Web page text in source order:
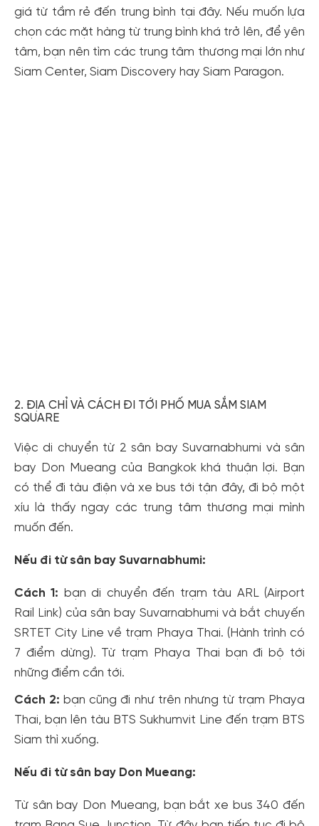
giá từ tầm rẻ đến trung bình tại đây. Nếu muốn lựa
chọn các mặt hàng từ trung bình khá trở lên, để yên
tâm, bạn nên tìm các trung tâm thương mại lớn như
Siam Center, Siam Discovery hay Siam Paragon.
2. ĐỊA CHỈ VÀ CÁCH ĐI TỚI PHỐ MUA SẮM SIAM
SQUARE
Việc di chuyển từ 2 sân bay Suvarnabhumi và sân
bay Don Mueang của Bangkok khá thuận lợi. Bạn
có thể đi tàu điện và xe bus tới tận đây, đi bộ một
xíu là thấy ngay các trung tâm thương mại mình
muốn đến.
Nếu đi từ sân bay Suvarnabhumi:
Cách 1:
bạn di chuyển đến trạm tàu ARL (Airport
Rail Link) của sân bay Suvarnabhumi và bắt chuyến
SRTET City Line về trạm Phaya Thai. (Hành trình có
7 điểm dừng). Từ trạm Phaya Thai bạn đi bộ tới
những điểm cần tới.
Cách 2: bạn cũng đi như trên nhưng từ trạm Phaya
Thai, bạn lên tàu BTS Sukhumvit Line đến trạm BTS
Siam thì xuống.
Nếu đi từ sân bay Don Mueang:
Từ sân bay Don Mueang, bạn bắt xe bus 340 đến